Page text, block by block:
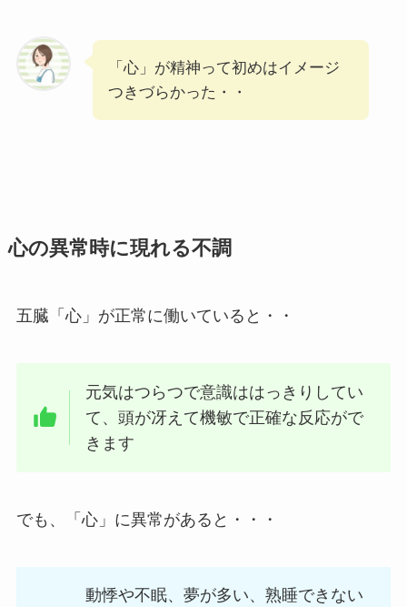
「心」が精神って初めはイメージ
つきづらかった・・
心の異常時に現れる不調
五臓「心」が正常に働いていると・・
元気はつらつで意識ははっきりしてい
て、頭が冴えて機敏で正確な反応がで
きます
でも、「心」に異常があると・・・
動悸や不眠、夢が多い、熟睡できない